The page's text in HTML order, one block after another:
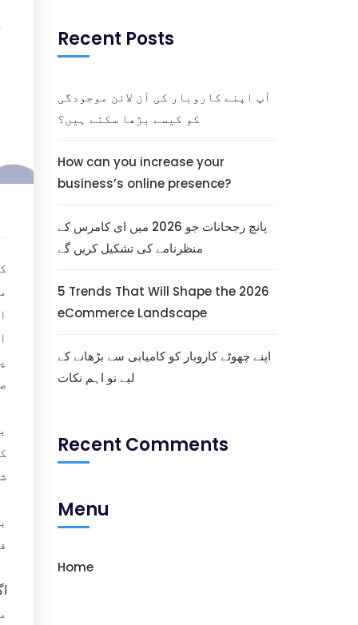
Recent Posts
آپ اپنے کاروبار کی آن لائن موجودگی
کو کیسے بڑھا سکتے ہیں؟
How can you increase your
business’s online presence?
پانچ رجحانات جو 2026 میں ای کامرس کے
منظرنامے کی تشکیل کریں گے
5 Trends That Will Shape the 2026
eCommerce Landscape
اپنے چھوٹے کاروبار کو کامیابی سے بڑھانے کے
لیے نو اہم نکات
Recent Comments
Menu
Home